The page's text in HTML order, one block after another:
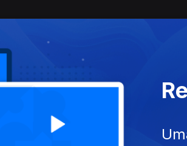
Terapeutica
na Suécia